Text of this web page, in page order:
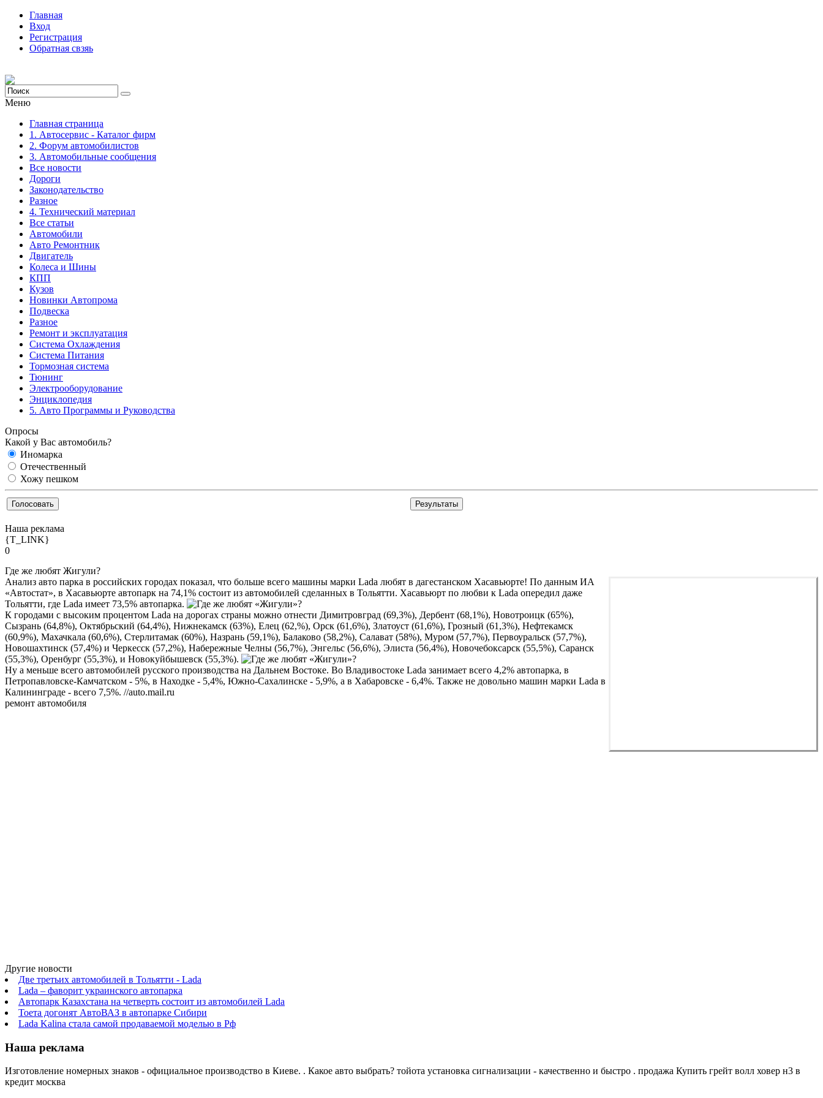
Главная
Вход
Регистрация
Обратная свзяь
Меню
Главная страница
1. Автосервис - Каталог фирм
2. Форум автомобилистов
3. Автомобильные сообщения
Все новости
Дороги
Законодательство
Разное
4. Технический материал
Все статьи
Автомобили
Авто Ремонтник
Двигатель
Колеса и Шины
КПП
Кузов
Новинки Автопрома
Подвеска
Разное
Ремонт и эксплуатация
Система Охлаждения
Система Питания
Тормозная система
Тюнинг
Электрооборудование
Энциклопедия
5. Авто Программы и Руководства
Опросы
Какой у Вас автомобиль?
Иномарка
Отечественный
Хожу пешком
Наша реклама
{T_LINK}
0
Где же любят Жигули?
Анализ авто парка в российских городах показал, что больше всего машины марки Lada любят в дагестанском Хасавьюрте! По данным ИА
«Автостат», в Хасавьюрте автопарк на 74,1% состоит из автомобилей сделанных в Тольятти. Хасавьюрт по любви к Lada опередил даже
Тольятти, где Lada имеет 73,5% автопарка.
К городами с высоким процентом Lada на дорогах страны можно отнести Димитровград (69,3%), Дербент (68,1%), Новотроицк (65%),
Сызрань (64,8%), Октябрьский (64,4%), Нижнекамск (63%), Елец (62,%), Орск (61,6%), Златоуст (61,6%), Грозный (61,3%), Нефтекамск
(60,9%), Махачкала (60,6%), Стерлитамак (60%), Назрань (59,1%), Балаково (58,2%), Салават (58%), Муром (57,7%), Первоуральск (57,7%),
Новошахтинск (57,4%) и Черкесск (57,2%), Набережные Челны (56,7%), Энгельс (56,6%), Элиста (56,4%), Новочебоксарск (55,5%), Саранск
(55,3%), Оренбург (55,3%), и Новокуйбышевск (55,3%).
Ну а меньше всего автомобилей русского производства на Дальнем Востоке. Во Владивостоке Lada занимает всего 4,2% автопарка, в
Петропавловске-Камчатском - 5%, в Находке - 5,4%, Южно-Сахалинске - 5,9%, а в Хабаровске - 6,4%. Также не довольно машин марки Lada в
Калининграде - всего 7,5%. //auto.mail.ru
ремонт автомобиля
Другие новости
Две третьих автомобилей в Тольятти - Lada
Lada – фаворит украинского автопарка
Автопарк Казахстана на четверть состоит из автомобилей Lada
Тоета догонят АвтоВАЗ в автопарке Сибири
Lada Kalina стала самой продаваемой моделью в Рф
Наша реклама
Изготовление номерных знаков - официальное производство в Киеве. . Какое авто выбрать? тойота установка сигнализации - качественно и быстро . продажа Купить грейт волл ховер н3 в
кредит москва